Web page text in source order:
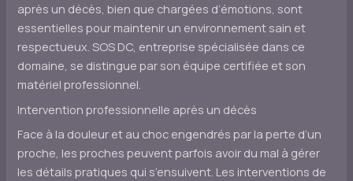
après un décès, bien que chargées d’émotions, sont
essentielles pour maintenir un environnement sain et
respectueux. SOS DC, entreprise spécialisée dans ce
domaine, se distingue par son équipe certifiée et son
matériel professionnel.
Intervention professionnelle après un décès
Face à la douleur et au choc engendrés par la perte d’un
proche, les proches peuvent parfois avoir du mal à gérer
les détails pratiques qui s’ensuivent. Les interventions de